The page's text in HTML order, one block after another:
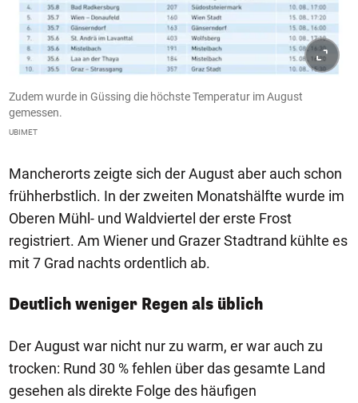
Zudem wurde in Güssing die höchste Temperatur im August
gemessen.
UBIMET
Mancherorts zeigte sich der August aber auch schon
frühherbstlich. In der zweiten Monatshälfte wurde im
Oberen Mühl- und Waldviertel der erste Frost
registriert. Am Wiener und Grazer Stadtrand kühlte es
mit 7 Grad nachts ordentlich ab.
Deutlich weniger Regen als üblich
Der August war nicht nur zu warm, er war auch zu
trocken: Rund 30 % fehlen über das gesamte Land
gesehen als direkte Folge des häufigen